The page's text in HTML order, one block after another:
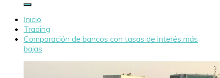
Inicio
Trading
Comparación de bancos con tasas de interés más
bajas